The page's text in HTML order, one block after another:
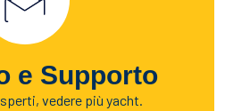
e Supporto
vedere più yacht.